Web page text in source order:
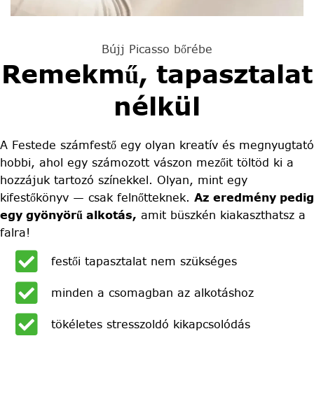
Bújj Picasso bőrébe
Remekmű, tapasztalat
nélkül
A Festede számfestő egy olyan kreatív és megnyugtató
hobbi, ahol egy számozott vászon mezőit töltöd ki a
hozzájuk tartozó színekkel. Olyan, mint egy
kifestőkönyv — csak felnőtteknek. Az eredmény pedig
egy gyönyörű alkotás, amit büszkén kiakaszthatsz a
falra!
festői tapasztalat nem szükséges
minden a csomagban az alkotáshoz
tökéletes stresszoldó kikapcsolódás